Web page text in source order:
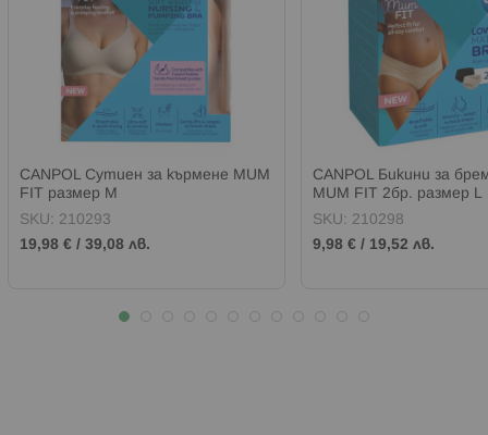
CANPOL Сутиен за кърмене MUM
FIT размер M
SKU: 210293
19,98 € / 39,08 лв.
CANPOL Бикини за
MUM FIT 2бр. размер L
SKU: 210298
9,98 € / 19,52 лв.